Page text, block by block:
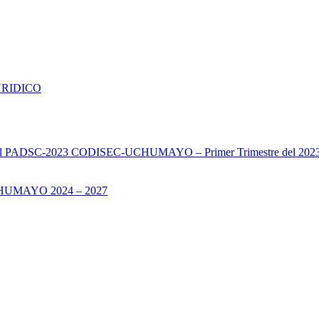
PADSC-2023 CODISEC-UCHUMAYO – Primer Trimestre del
2024 – 2027